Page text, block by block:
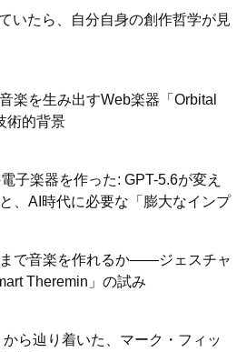
いたら、自分自身の創作哲学が見
楽を生み出すWeb楽器「Orbital
術的背景
子楽器を作った: GPT-5.6が変え
、AI時代に必要な「膨大なインプ
で音楽を作れるか——ジェスチャ
Theremin」の試み
ら辿り着いた、マーク・フィッ